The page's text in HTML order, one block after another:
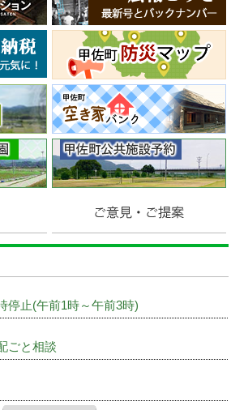
停止(午前1時～午前3時)
ごと相談